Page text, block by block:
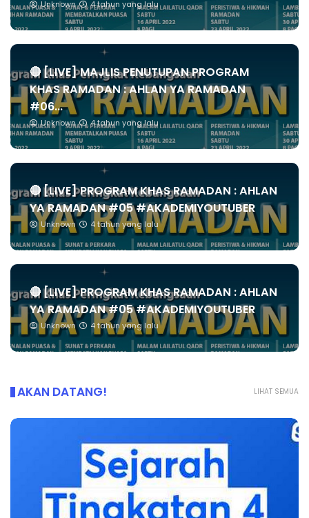
Unknown 4 tahun yang lalu
🔴 [LIVE] MAJLIS PENUTUPAN PROGRAM
KHAS RAMADAN : AHLAN YA RAMADAN
#06...
Unknown 4 tahun yang lalu
🔴 [LIVE] PROGRAM KHAS RAMADAN : AHLAN
YA RAMADAN #05 #AKADEMIYOUTUBER
Unknown 4 tahun yang lalu
🔴 [LIVE] PROGRAM KHAS RAMADAN : AHLAN
YA RAMADAN #05 #AKADEMIYOUTUBER
Unknown 4 tahun yang lalu
LIHAT SEMUA
AKAN DATANG!